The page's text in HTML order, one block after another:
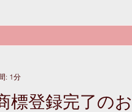
標登録完了のお
: 1分